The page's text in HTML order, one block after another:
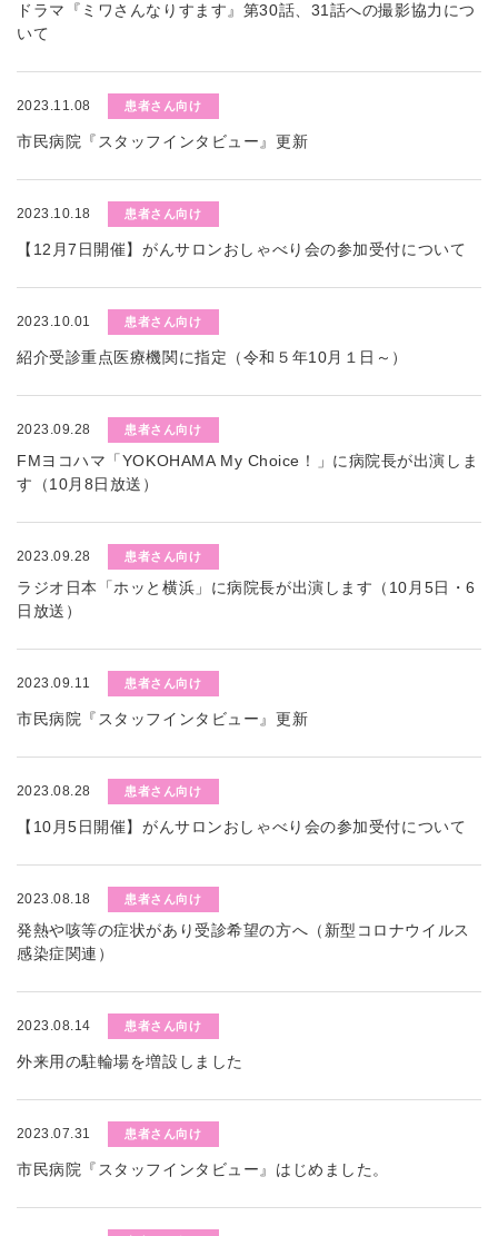
ドラマ『ミワさんなりすます』第30話、31話への撮影協力につ
いて
2023.11.08 患者さん向け
市民病院『スタッフインタビュー』更新
2023.10.18 患者さん向け
【12月7日開催】がんサロンおしゃべり会の参加受付について
2023.10.01 患者さん向け
紹介受診重点医療機関に指定（令和５年10月１日～）
2023.09.28 患者さん向け
FMヨコハマ「YOKOHAMA My Choice！」に病院長が出演しま
す（10月8日放送）
2023.09.28 患者さん向け
ラジオ日本「ホッと横浜」に病院長が出演します（10月5日・6
日放送）
2023.09.11 患者さん向け
市民病院『スタッフインタビュー』更新
2023.08.28 患者さん向け
【10月5日開催】がんサロンおしゃべり会の参加受付について
2023.08.18 患者さん向け
発熱や咳等の症状があり受診希望の方へ（新型コロナウイルス
感染症関連）
2023.08.14 患者さん向け
外来用の駐輪場を増設しました
2023.07.31 患者さん向け
市民病院『スタッフインタビュー』はじめました。